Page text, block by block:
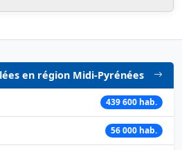
en région Midi-Pyrénées
439 600 hab.
56 000 hab.